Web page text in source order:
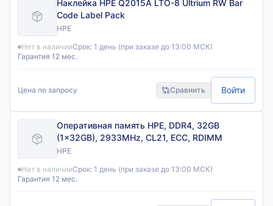
Наклейка HPE Q2015A LTO-8 Ultrium RW Bar
Code Label Pack
HPE
Нет в наличииСрок: 1 день (при заказе до 13:00 МСК)
Гарантия 12 мес.
Цена по запросу Сравнить Войти
Оперативная память HPE, DDR4, 32GB
(1x32GB), 2933MHz, CL21, ECC, RDIMM
HPE
Нет в наличииСрок: 1 день (при заказе до 13:00 МСК)
Гарантия 12 мес.